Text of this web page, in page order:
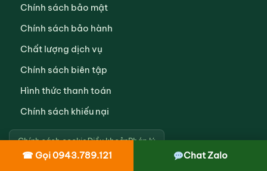
Chính sách bảo mật
Chính sách bảo hành
Chất lượng dịch vụ
Chính sách biên tập
Hình thức thanh toán
Chính sách khiếu nại
Chính sách cookieĐiều khoảnPháp lý
☎ Gọi 0943.789.121 Chat Zalo